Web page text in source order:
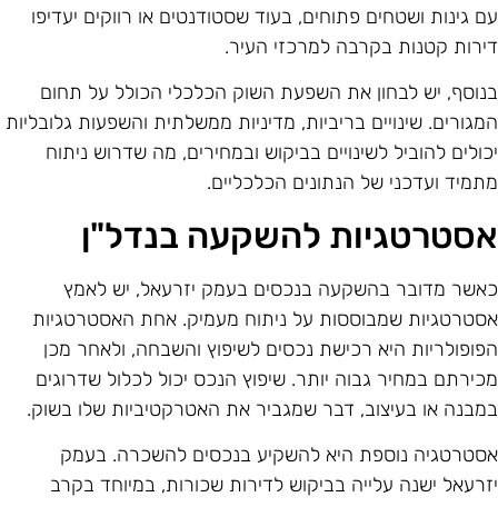
גינות ושטחים פתוחים, בעוד שסטודנטים או רווקים יעדיפו
קטנות בקרבה למרכזי העיר.
יש לבחון את השפעת השוק הכלכלי הכולל על תחום
שינויים בריביות, מדיניות ממשלתית והשפעות גלובליות
להוביל לשינויים בביקוש ובמחירים, מה שדרוש ניתוח
ועדכני של הנתונים הכלכליים.
להשקעה בנדל"ן
מדובר בהשקעה בנכסים בעמק יזרעאל, יש לאמץ
שמבוססות על ניתוח מעמיק. אחת האסטרטגיות
היא רכישת נכסים לשיפוץ והשבחה, ולאחר מכן
במחיר גבוה יותר. שיפוץ הנכס יכול לכלול שדרוגים
או בעיצוב, דבר שמגביר את האטרקטיביות שלו בשוק.
נוספת היא להשקיע בנכסים להשכרה. בעמק
ישנה עלייה בביקוש לדירות שכורות, במיוחד בקרב